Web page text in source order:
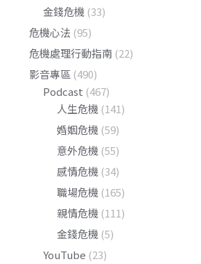
金錢危機 (33)
危機心法 (95)
危機處理行動指南 (22)
影音專區 (490)
Podcast (467)
人生危機 (141)
婚姻危機 (59)
意外危機 (55)
感情危機 (34)
職場危機 (165)
親情危機 (111)
金錢危機 (5)
YouTube (23)